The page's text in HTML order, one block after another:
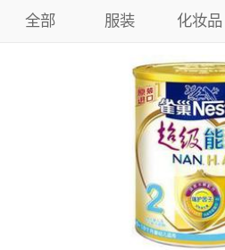
全部 服装 化妆品